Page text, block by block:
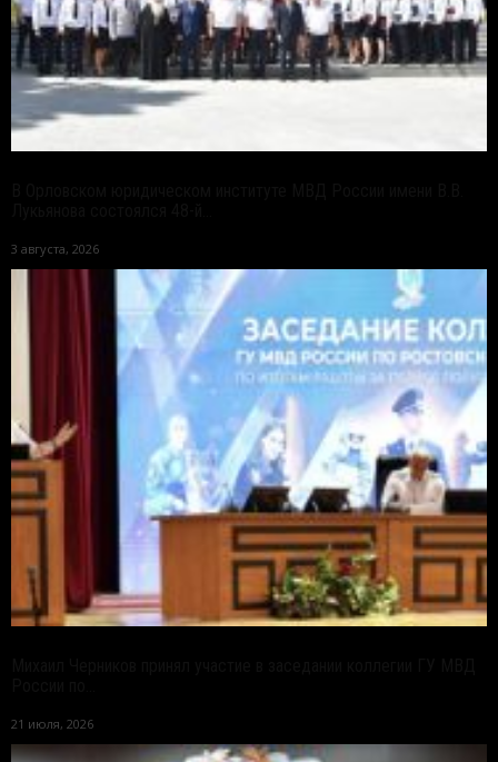
3 августа, 2026
21 июля, 2026